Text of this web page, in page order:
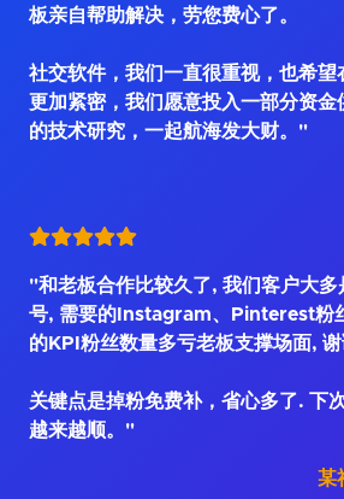
板亲自帮助解决，劳您费心了。
社交软件，我们一直很重视，也希望
更加紧密，我们愿意投入一部分资金
的技术研究，一起航海发大财。"
"和老板合作比较久了, 我们客户大多
号, 需要的Instagram、Pinterest粉
的KPI粉丝数量多亏老板支撑场面, 谢
关键点是掉粉免费补，省心多了. 下
越来越顺。"
某